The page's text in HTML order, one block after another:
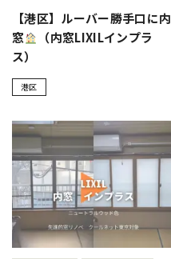
【港区】ルーバー勝手口に内
窓
（内窓LIXILインプラ
ス）
港区